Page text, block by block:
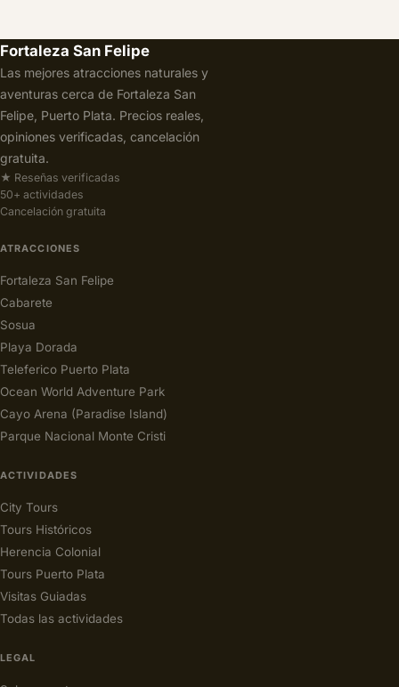
Fortaleza San Felipe
Las mejores atracciones naturales y
aventuras cerca de Fortaleza San
Felipe, Puerto Plata. Precios reales,
opiniones verificadas, cancelación
gratuita.
★ Reseñas verificadas
50+ actividades
Cancelación gratuita
ATRACCIONES
Fortaleza San Felipe
Cabarete
Sosua
Playa Dorada
Teleferico Puerto Plata
Ocean World Adventure Park
Cayo Arena (Paradise Island)
Parque Nacional Monte Cristi
ACTIVIDADES
City Tours
Tours Históricos
Herencia Colonial
Tours Puerto Plata
Visitas Guiadas
Todas las actividades
LEGAL